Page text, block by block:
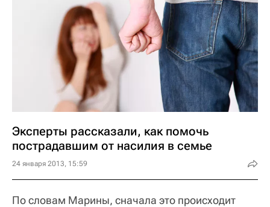
Эксперты рассказали, как помочь
пострадавшим от насилия в семье
24 января 2013, 15:59
По словам Марины, сначала это происходит